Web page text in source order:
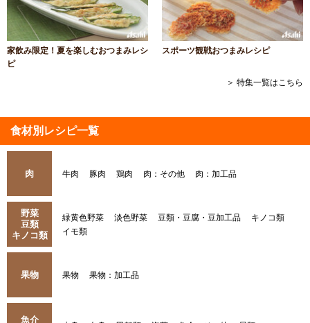
家飲み限定！夏を楽しむおつまみレシ
ピ
スポーツ観戦おつまみレシピ
＞ 特集一覧はこちら
食材別レシピ一覧
肉 牛肉 豚肉 鶏肉 肉：その他 肉：加工品
野菜
豆類
キノコ類
緑黄色野菜 淡色野菜 豆類・豆腐・豆加工品
キノコ類
イモ類
果物 果物 果物：加工品
魚介